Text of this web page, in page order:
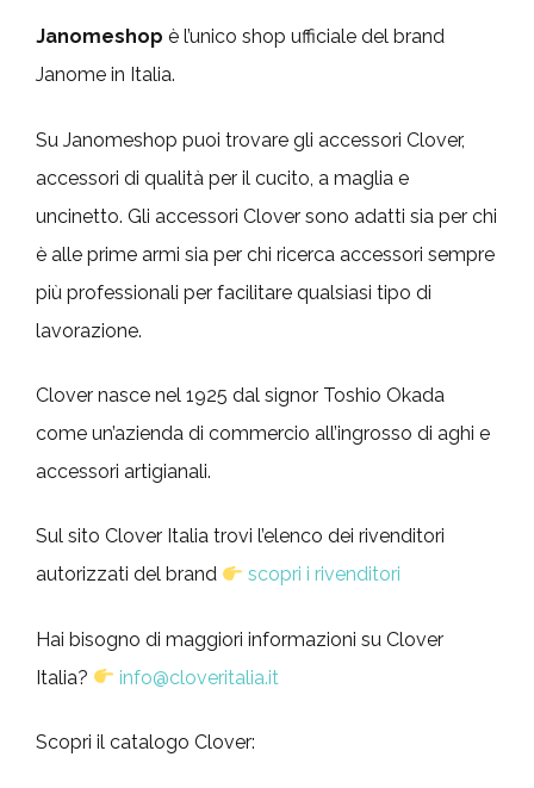
Janomeshop è l’unico shop ufficiale del brand
Janome in Italia.
Su Janomeshop puoi trovare gli accessori Clover,
accessori di qualità per il cucito, a maglia e
uncinetto. Gli accessori Clover sono adatti sia per chi
è alle prime armi sia per chi ricerca accessori sempre
più professionali per facilitare qualsiasi tipo di
lavorazione.
Clover nasce nel 1925 dal signor Toshio Okada
come un’azienda di commercio all’ingrosso di aghi e
accessori artigianali.
Sul sito Clover Italia trovi l’elenco dei rivenditori
autorizzati del brand
scopri i rivenditori
Hai bisogno di maggiori informazioni su Clover
Italia?
info@cloveritalia.it
Scopri il catalogo Clover: